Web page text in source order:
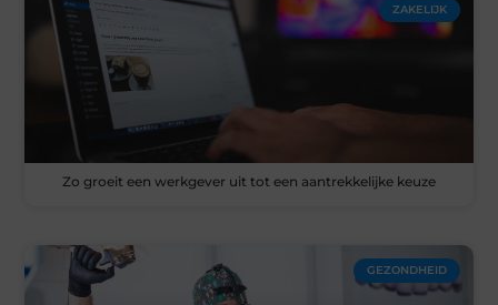
ZAKELIJK
Zo groeit een werkgever uit tot een aantrekkelijke keuze
GEZONDHEID